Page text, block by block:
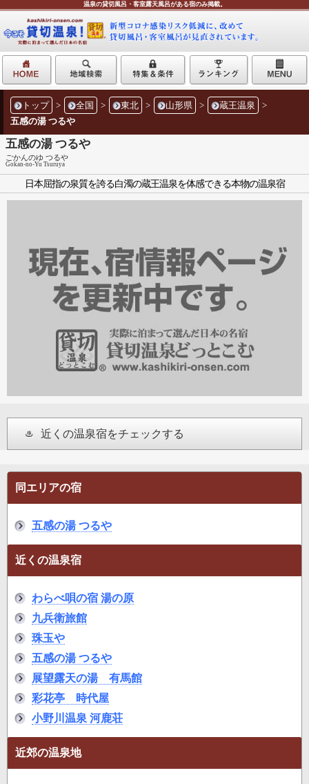
温泉の貸切風呂・客室露天風呂がある宿のみ掲載。
トップ > 全国 > 東北 > 山形県 > 蔵王温泉
>
五感の湯 つるや
五感の湯 つるや
ごかんのゆ つるや
Gokan-no-Yu Tsuruya
日本屈指の泉質を誇る白濁の蔵王温泉を体感できる本物の温泉宿
近くの温泉宿をチェックする
同エリアの宿
五感の湯 つるや
近くの温泉宿
わらべ唄の宿 湯の原
九兵衛旅館
珠玉や
五感の湯 つるや
展望露天の湯 有馬館
彩花亭 時代屋
小野川温泉 河鹿荘
近郊の温泉地